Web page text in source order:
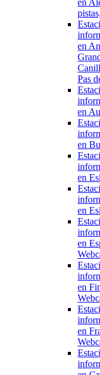
en
en
Pas
en
en
en
en
en
en
en